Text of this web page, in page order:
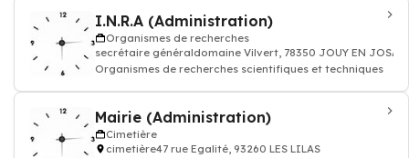
I.N.R.A (Administration)
Organismes de recherches
secrétaire généraldomaine Vilvert, 78350 JOUY EN JOSAS
Organismes de recherches scientifiques et techniques
Mairie (Administration)
Cimetière
cimetière47 rue Egalité, 93260 LES LILAS